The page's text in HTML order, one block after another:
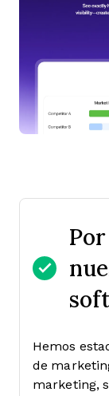
Hemos
de
marketing,